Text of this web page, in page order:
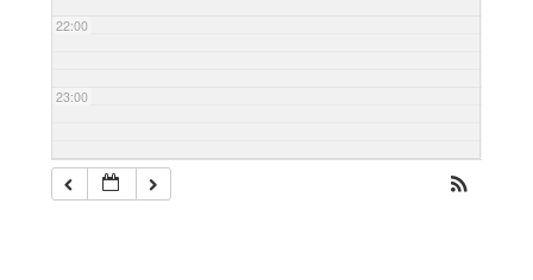
22:00
23:00